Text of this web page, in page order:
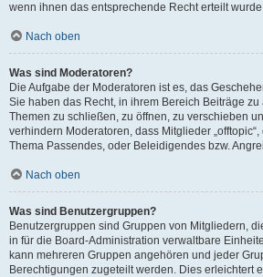
wenn ihnen das entsprechende Recht erteilt
Nach oben
Was sind Moderatoren?
Die Aufgabe der Moderatoren ist es, das
Sie haben das Recht, in ihrem Bereich Beiträge
Themen zu schließen, zu öffnen, zu verschieben
verhindern Moderatoren, dass Mitglieder
Thema Passendes, oder Beleidigendes bzw.
Nach oben
Was sind Benutzergruppen?
Benutzergruppen sind Gruppen von Mitgliedern,
in für die Board-Administration verwaltbare
kann mehreren Gruppen angehören und jeder
Berechtigungen zugeteilt werden. Dies erleichtert